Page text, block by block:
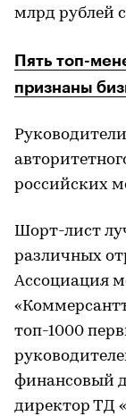
млрд рублей
Пять топ-
признаны
российских
Шорт-лист
различных
Ассоциация
топ-1000
финансовый
директор ТД